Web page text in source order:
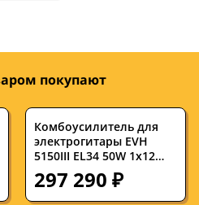
ньятон
клен
Technowood
красный
покупают
Комбоусилитель для
электрогитары EVH
5150III EL34 50W 1x12
Tube Guitar Combo Amp
Black
297 290 ₽